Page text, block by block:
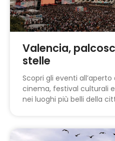
Valencia,
stelle
Scopri gli eventi
cinema, festival culturali
nei luoghi più belli della